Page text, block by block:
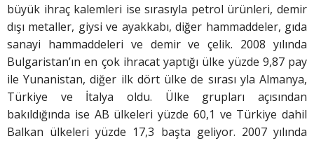
büyük ihraç kalemleri ise sırasıyla petrol ürünleri, demir
dışı metaller, giysi ve ayakkabı, diğer hammaddeler, gıda
sanayi hammaddeleri ve demir ve çelik. 2008 yılında
Bulgaristan’ın en çok ihracat yaptığı ülke yüzde 9,87 pay
ile Yunanistan, diğer ilk dört ülke de sırası yla Almanya,
Türkiye ve İtalya oldu. Ülke grupları açısından
bakıldığında ise AB ülkeleri yüzde 60,1 ve Türkiye dahil
Balkan ülkeleri yüzde 17,3 başta geliyor. 2007 yılında